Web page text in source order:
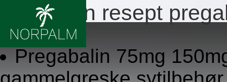
Billig uten resept
7.8.2026
Pregabalin 75mg